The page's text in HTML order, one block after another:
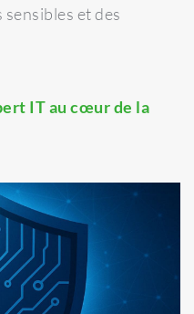
et des
IT au cœur de la